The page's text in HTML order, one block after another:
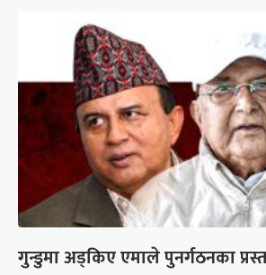
गुन्डुमा अड्किए एमाले पुनर्गठनका